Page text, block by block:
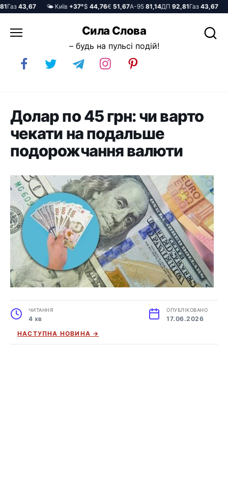
43,67 🌤️ Київ+37°$44,76€51,67А-9581,14ДП92,81Газ43,67 🌤️
до
Сила Слова
– будь на пульсі подій!
Долар по 45 грн: чи варто
чекати на подальше
подорожчання валюти
ЧИТАННЯ
4 хв
ОПУБЛІКОВАНО
17.06.2026
НАСТУПНА НОВИНА →